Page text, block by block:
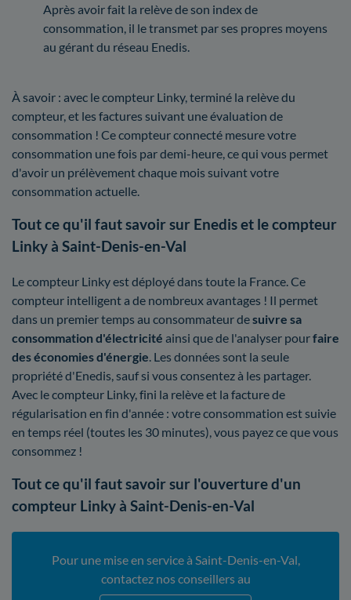
Après avoir fait la relève de son index de
consommation, il le transmet par ses propres moyens
au gérant du réseau Enedis.
À savoir : avec le compteur Linky, terminé la relève du
compteur, et les factures suivant une évaluation de
consommation ! Ce compteur connecté mesure votre
consommation une fois par demi-heure, ce qui vous permet
d'avoir un prélèvement chaque mois suivant votre
consommation actuelle.
Tout ce qu'il faut savoir sur Enedis et le compteur
Linky à Saint-Denis-en-Val
Le compteur Linky est déployé dans toute la France. Ce
compteur intelligent a de nombreux avantages ! Il permet
dans un premier temps au consommateur desuivre sa
consommation d'électricité ainsi que de l'analyser pourfaire
des économies d'énergie . Les données sont la seule
propriété d'Enedis, sauf si vous consentez à les partager.
Avec le compteur Linky, fini la relève et la facture de
régularisation en fin d'année : votre consommation est suivie
en temps réel (toutes les 30 minutes), vous payez ce que vous
consommez !
Tout ce qu'il faut savoir sur l'ouverture d'un
compteur Linky à Saint-Denis-en-Val
Pour une mise en service à Saint-Denis-en-Val,
contactez nos conseillers au